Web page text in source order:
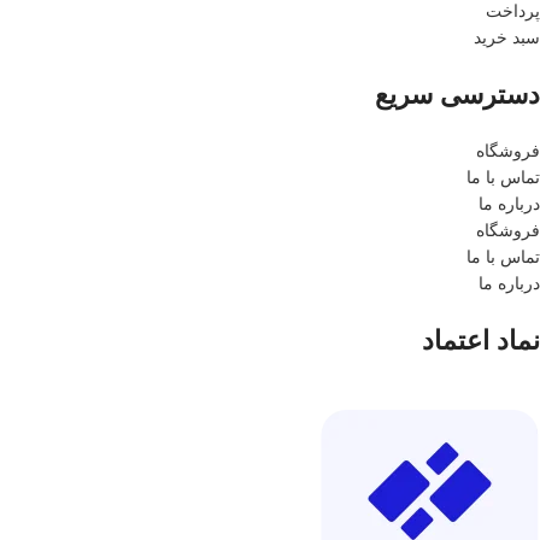
پرداخت
سبد خرید
دسترسی سریع
فروشگاه
تماس با ما
درباره ما
فروشگاه
تماس با ما
درباره ما
نماد اعتماد